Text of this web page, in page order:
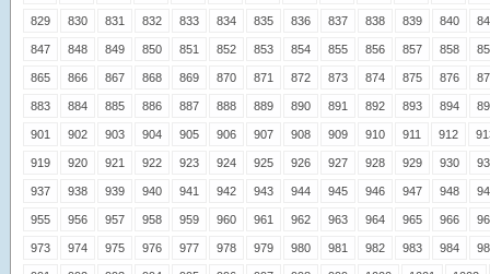
829 830 831 832 833 834 835 836 837 838 839 840
847 848 849 850 851 852 853 854 855 856 857 858
865 866 867 868 869 870 871 872 873 874 875 876
883 884 885 886 887 888 889 890 891 892 893 894
901 902 903 904 905 906 907 908 909 910 911 912
919 920 921 922 923 924 925 926 927 928 929 930
937 938 939 940 941 942 943 944 945 946 947 948
955 956 957 958 959 960 961 962 963 964 965 966
973 974 975 976 977 978 979 980 981 982 983 984